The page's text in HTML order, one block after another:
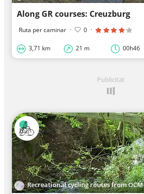
Along GR courses: Creuzburg
Ruta per caminar · 0 ·
3,71 km 21 m 00h46
Publicitat
Recreational cycling routes from OCM